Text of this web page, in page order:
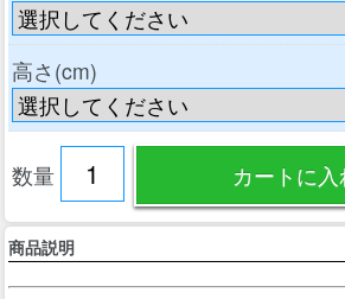
高さ(cm)
数量
商品説明